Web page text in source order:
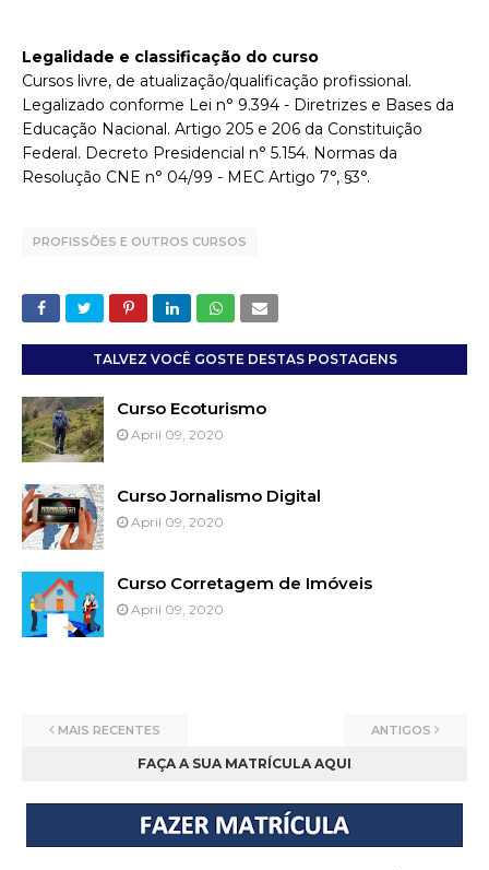
Legalidade e classificação do curso
Cursos livre, de atualização/qualificação profissional.
Legalizado conforme Lei n° 9.394 - Diretrizes e Bases da
Educação Nacional. Artigo 205 e 206 da Constituição
Federal. Decreto Presidencial n° 5.154. Normas da
Resolução CNE n° 04/99 - MEC Artigo 7°, §3°.
PROFISSÕES E OUTROS CURSOS
TALVEZ VOCÊ GOSTE DESTAS POSTAGENS
Curso Ecoturismo
April 09, 2020
Curso Jornalismo Digital
April 09, 2020
Curso Corretagem de Imóveis
April 09, 2020
MAIS RECENTES ANTIGOS
FAÇA A SUA MATRÍCULA AQUI